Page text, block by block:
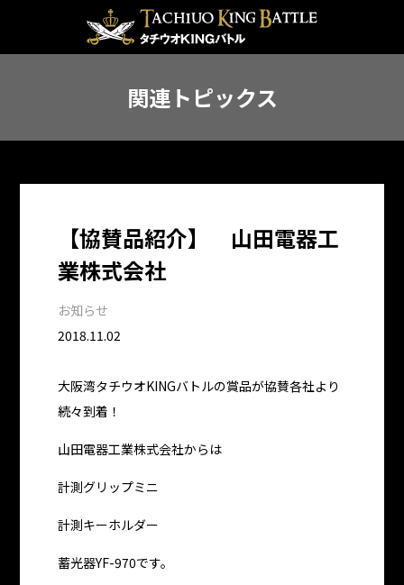
関連トピックス
【協賛品紹介】 山田電器工
業株式会社
お知らせ
2018.11.02
大阪湾タチウオKINGバトルの賞品が協賛各社より
続々到着！
山田電器工業株式会社からは
計測グリップミニ
計測キーホルダー
蓄光器YF-970です。